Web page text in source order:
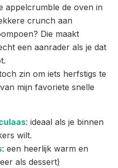
appelcrumble de oven in
crunch aan
Die maakt
een aanrader als je dat
zin om iets herfstigs te
mijn favoriete snelle
: ideaal als je binnen
wilt.
: een heerlijk warm en
als dessert)